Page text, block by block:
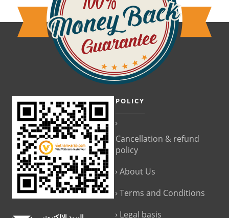
POLICY
Cancellation & refund
policy
About Us
Terms and Conditions
Legal basis